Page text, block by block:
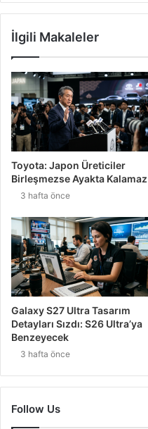
İlgili Makaleler
Toyota: Japon Üreticiler
Birleşmezse Ayakta Kalamaz
3 hafta önce
Galaxy S27 Ultra Tasarım
Detayları Sızdı: S26 Ultra’ya
Benzeyecek
3 hafta önce
Follow Us